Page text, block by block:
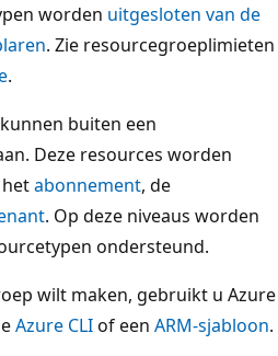
worden uitgesloten van de
. Zie resourcegroeplimieten
.
buiten een
Deze resources worden
abonnement, de
. Op deze niveaus worden
ondersteund.
wilt maken, gebruikt u Azure
Azure CLIof een ARM-sjabloon.